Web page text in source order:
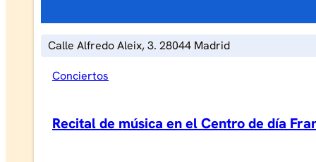
Calle Alfredo Aleix, 3. 28044 Madrid
Conciertos
Recital de música en el Centro de día